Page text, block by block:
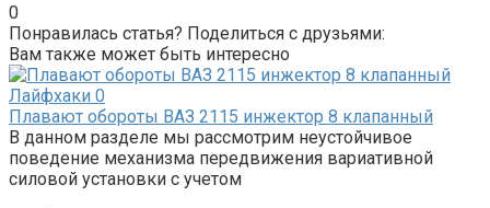
0
Понравилась статья? Поделиться с друзьями:
Вам также может быть интересно
Лайфхаки 0
Плавают обороты ВАЗ 2115 инжектор 8 клапанный
В данном разделе мы рассмотрим неустойчивое
поведение механизма передвижения вариативной
силовой установки с учетом